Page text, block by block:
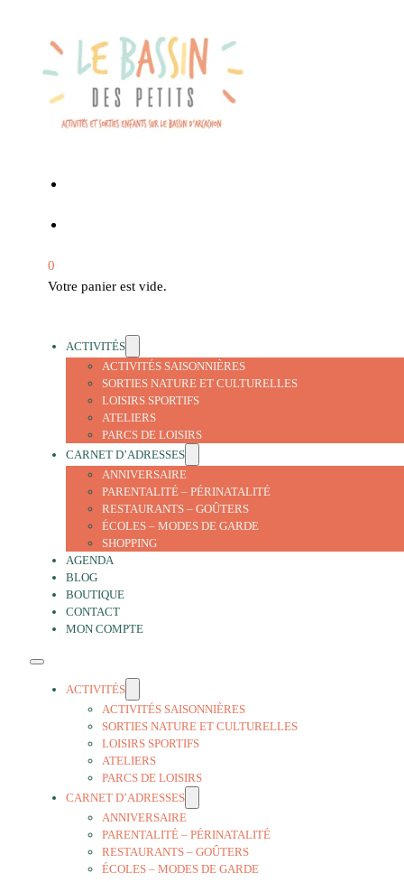
0
Votre panier est vide.
ACTIVITÉS
ACTIVITÉS SAISONNIÈRES
SORTIES NATURE ET CULTURELLES
LOISIRS SPORTIFS
ATELIERS
PARCS DE LOISIRS
CARNET D’ADRESSES
ANNIVERSAIRE
PARENTALITÉ – PÉRINATALITÉ
RESTAURANTS – GOÛTERS
ÉCOLES – MODES DE GARDE
SHOPPING
AGENDA
BLOG
BOUTIQUE
CONTACT
MON COMPTE
ACTIVITÉS
ACTIVITÉS SAISONNIÈRES
SORTIES NATURE ET CULTURELLES
LOISIRS SPORTIFS
ATELIERS
PARCS DE LOISIRS
CARNET D’ADRESSES
ANNIVERSAIRE
PARENTALITÉ – PÉRINATALITÉ
RESTAURANTS – GOÛTERS
ÉCOLES – MODES DE GARDE